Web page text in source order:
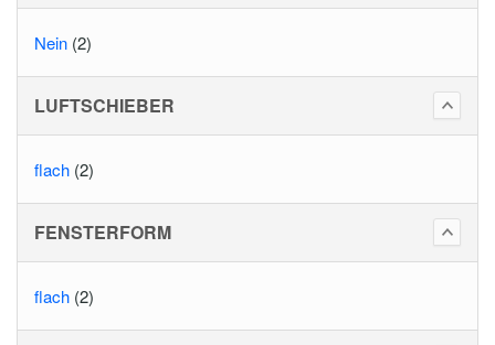
Nein (2)
LUFTSCHIEBER
flach (2)
FENSTERFORM
flach (2)